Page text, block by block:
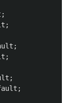
;
;
;
;
;
;